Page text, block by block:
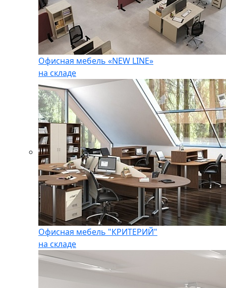
Офисная мебель «NEW LINE»
на складе
Офисная мебель "КРИТЕРИЙ"
на складе